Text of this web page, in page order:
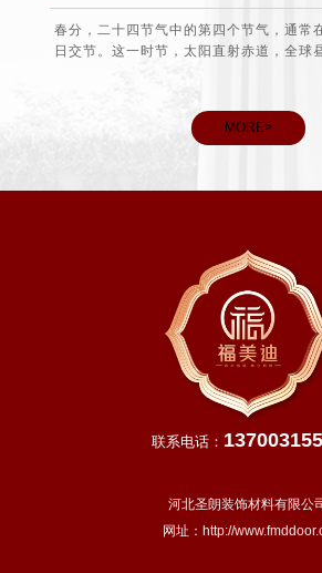
春分，二十四节气中的第四个节气，通常
日交节。这一时节，太阳直射赤道，全球
沛，除青藏高原等高寒地区外，越冬作物
MORE>
联系电话：
河北圣朗装饰材料有限公
网址： http://